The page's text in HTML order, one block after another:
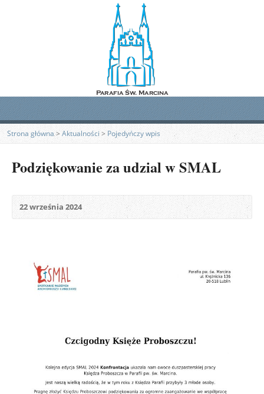
Strona główna> Aktualności > Pojedyńczy wpis
Podziękowanie za udzial w SMAL
22 września 2024